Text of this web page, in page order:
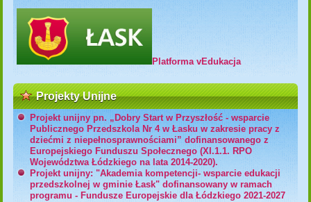
Platforma vEdukacja
Projekty Unijne
Projekt unijny pn. „Dobry Start w Przyszłość - wsparcie
Publicznego Przedszkola Nr 4 w Łasku w zakresie pracy z
dziećmi z niepełnosprawnościami” dofinansowanego z
Europejskiego Funduszu Społecznego (XI.1.1. RPO
Województwa Łódzkiego na lata 2014-2020).
Projekt unijny: "Akademia kompetencji- wsparcie edukacji
przedszkolnej w gminie Łask" dofinansowany w ramach
programu - Fundusze Europejskie dla Łódzkiego 2021-2027